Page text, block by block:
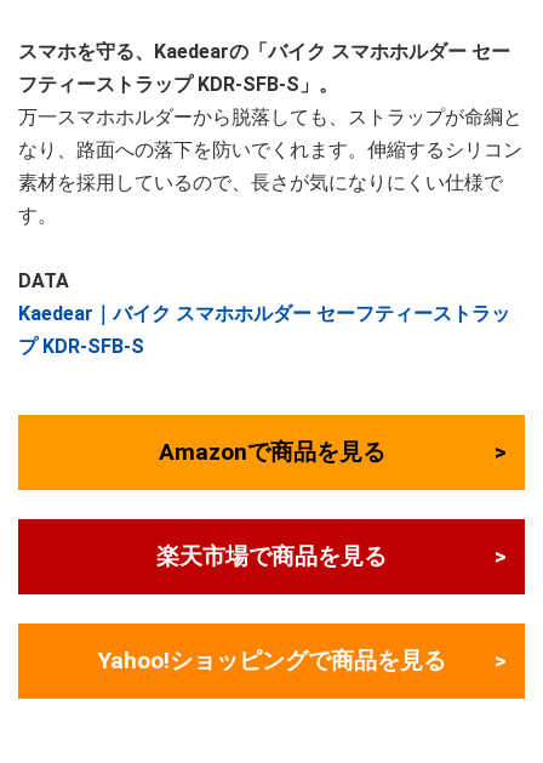
スマホを守る、Kaedearの「バイク スマホホルダー セー
フティーストラップ KDR-SFB-S」。
万一スマホホルダーから脱落しても、ストラップが命綱と
なり、路面への落下を防いでくれます。伸縮するシリコン
素材を採用しているので、長さが気になりにくい仕様で
す。
DATA
Kaedear｜バイク スマホホルダー セーフティーストラッ
プ KDR-SFB-S
Amazonで商品を見る
楽天市場で商品を見る
Yahoo!ショッピングで商品を見る